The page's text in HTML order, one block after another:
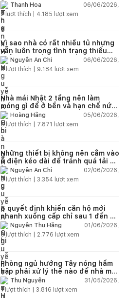
Thanh Hoa
06/06/2026,
2lượt thích | 4.185 lượt xem
Vì sao nhà có rất nhiều tủ nhưng
vẫn luôn trong tình trạng thiếu
chỗ chứa đồ?
Nguyễn An Chi
06/06/2026,
5lượt thích | 9.184 lượt xem
Nhà mái Nhật 2 tầng nên làm
móng gì để ở bền và hạn chế nứt
lún?Hoàng Hằng
05/06/2026,
5lượt thích | 7.871 lượt xem
Những thiết bị không nên cắm vào
ổ điện kéo dài để tránh quá tải và
chập cháy trong nhà
Nguyễn An Chi
02/06/2026,
9lượt thích | 3.354 lượt xem
5 quyết định khiến căn hộ mới
nhanh xuống cấp chỉ sau 1 đến 2
nămNguyễn Thu Hằng
01/06/2026,
5lượt thích | 2.776 lượt xem
Phòng ngủ hướng Tây nóng hầm
hập phải xử lý thế nào để nhà mát
hơn?Thu Nguyễn
31/05/2026,
1lượt thích | 3.816 lượt xem